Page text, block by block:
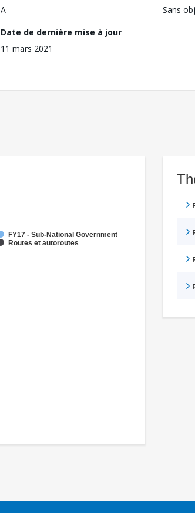
A
Sans
Date de dernière mise à jour
11 mars 2021
FY17 - Sub-National Government
Routes et autoroutes